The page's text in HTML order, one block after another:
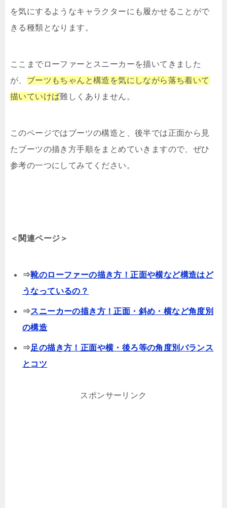
を気にするようなキャラクターにも履かせることがで
きる種類となります。
ここまでローファーとスニーカーを描いてきました
が、 ブーツもちゃんと構造を気にしながら落ち着いて
描いていけば難しくありません。
このページではブーツの構造と、後半では正面から見
たブーツの描き方手順をまとめていきますので、ぜひ
参考の一つにしてみてください。
＜関連ページ＞
⇒靴のローファーの描き方！正面や横など構造はど
うなっているの？
⇒スニーカーの描き方！正面・斜め・横など角度別
の構造
⇒足の描き方！正面や横・後ろ等の角度別バランス
とコツ
スポンサーリンク